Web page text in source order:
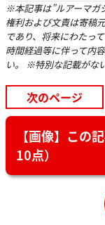
※本記事は”ルアーマガ
権利および文責は寄稿
であり、将来にわたっ
時間経過等に伴って内
い。 ※特別な記載がな
次のページ
【画像】この
10点）